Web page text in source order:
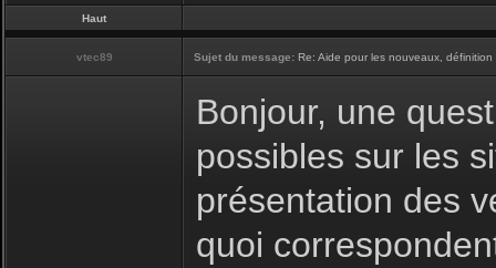
Haut
vtec89 Sujet du message: Re: Aide pour les nouveaux,
Bonjour, une
possibles sur les
présentation des
quoi